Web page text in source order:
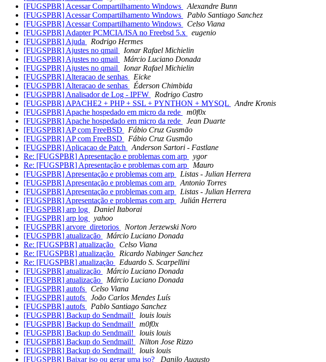
[FUGSPBR] Acessar Compartilhamento Windows
Alexandre Bunn
[FUGSPBR] Acessar Compartilhamento Windows
Pablo Santiago Sanchez
[FUGSPBR] Acessar Compartilhamento Windows
Celso Viana
[FUGSPBR] Adapter PCMCIA/ISA no Freebsd 5.x
eugenio
[FUGSPBR] Ajuda
Rodrigo Hermes
[FUGSPBR] Ajustes no qmail
Ionar Rafael Michielin
[FUGSPBR] Ajustes no qmail
Márcio Luciano Donada
[FUGSPBR] Ajustes no qmail
Ionar Rafael Michielin
[FUGSPBR] Alteracao de senhas
Eicke
[FUGSPBR] Alteracao de senhas
Éderson Chimbida
[FUGSPBR] Analisador de Log - IPFW
Rodrigo Castro
[FUGSPBR] APACHE2 + PHP + SSL + PYNTHON + MYSQL
Andre Kronis
[FUGSPBR] Apache hospedado em micro da rede
m0f0x
[FUGSPBR] Apache hospedado em micro da rede
Jean Duarte
[FUGSPBR] AP com FreeBSD
Fábio Cruz Gusmão
[FUGSPBR] AP com FreeBSD
Fábio Cruz Gusmão
[FUGSPBR] Aplicacao de Patch
Anderson Sartori - Fastlane
Re: [FUGSPBR] Apresentação e problemas com arp
ygor
Re: [FUGSPBR] Apresentação e problemas com arp
Mauro
[FUGSPBR] Apresentação e problemas com arp
Listas - Julian Herrera
[FUGSPBR] Apresentação e problemas com arp
Antonio Torres
[FUGSPBR] Apresentação e problemas com arp
Listas - Julian Herrera
[FUGSPBR] Apresentação e problemas com arp
Julián Herrera
[FUGSPBR] arp log
Daniel Itaborai
[FUGSPBR] arp log
yahoo
[FUGSPBR] arvore_diretorios
Norton Jerzewski Noro
[FUGSPBR] atualização
Márcio Luciano Donada
Re: [FUGSPBR] atualização
Celso Viana
Re: [FUGSPBR] atualização
Ricardo Nabinger Sanchez
Re: [FUGSPBR] atualização
Eduardo S. Scarpellini
[FUGSPBR] atualização
Márcio Luciano Donada
[FUGSPBR] atualização
Márcio Luciano Donada
[FUGSPBR] autofs
Celso Viana
[FUGSPBR] autofs
João Carlos Mendes Luís
[FUGSPBR] autofs
Pablo Santiago Sanchez
[FUGSPBR] Backup do Sendmail!
louis louis
[FUGSPBR] Backup do Sendmail!
m0f0x
[FUGSPBR] Backup do Sendmail!
louis louis
[FUGSPBR] Backup do Sendmail!
Nilton Jose Rizzo
[FUGSPBR] Backup do Sendmail!
louis louis
[FUGSPBR] Baixar iso ou gerar uma iso?
Danilo Augusto